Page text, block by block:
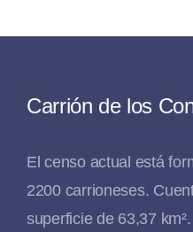
Carrión de los
El censo actual está
2200 carrioneses.
superficie de 63,37 km².